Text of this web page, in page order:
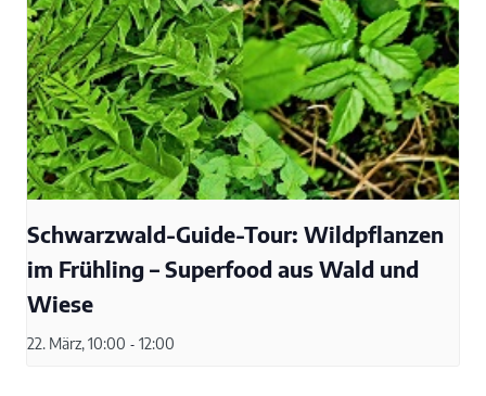
Schwarzwald-Guide-Tour: Wildpflanzen
im Frühling – Superfood aus Wald und
Wiese
22. März, 10:00 - 12:00